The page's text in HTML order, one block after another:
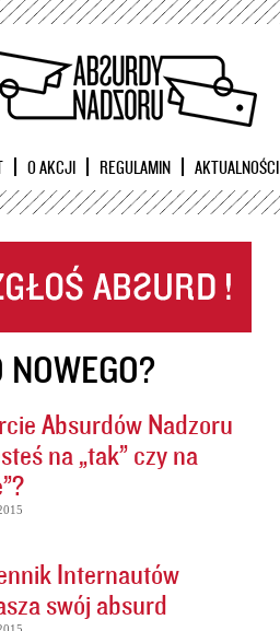
O AKCJI REGULAMIN AKTUALNOŚCI
NOWEGO?
Absurdów Nadzoru
na „tak” czy na
Internautów
swój absurd